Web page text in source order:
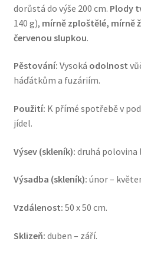
dorůstá do výše 200 cm. Plody
140 g), mírně zploštělé, mírně
červenou slupkou.
Pěstování: Vysoká odolnost
háďátkům a fuzáriím.
Použití: K přímé spotřebě v
jídel.
Výsev (skleník): druhá polovina
Výsadba (skleník): únor –
Vzdálenost: 50 x 50 cm.
Sklizeň: duben – září.